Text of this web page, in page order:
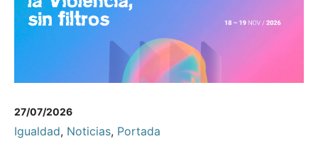
27/07/2026
Igualdad, Noticias, Portada